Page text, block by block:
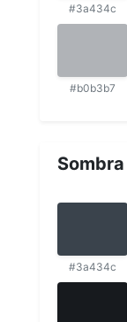
#3a434c
#b0b3b7
#3a434c